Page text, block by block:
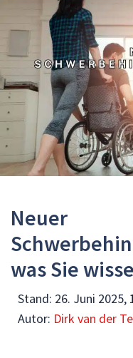
Neuer
was Sie
Stand: 26. Juni 2025,
Autor: Dirk van der